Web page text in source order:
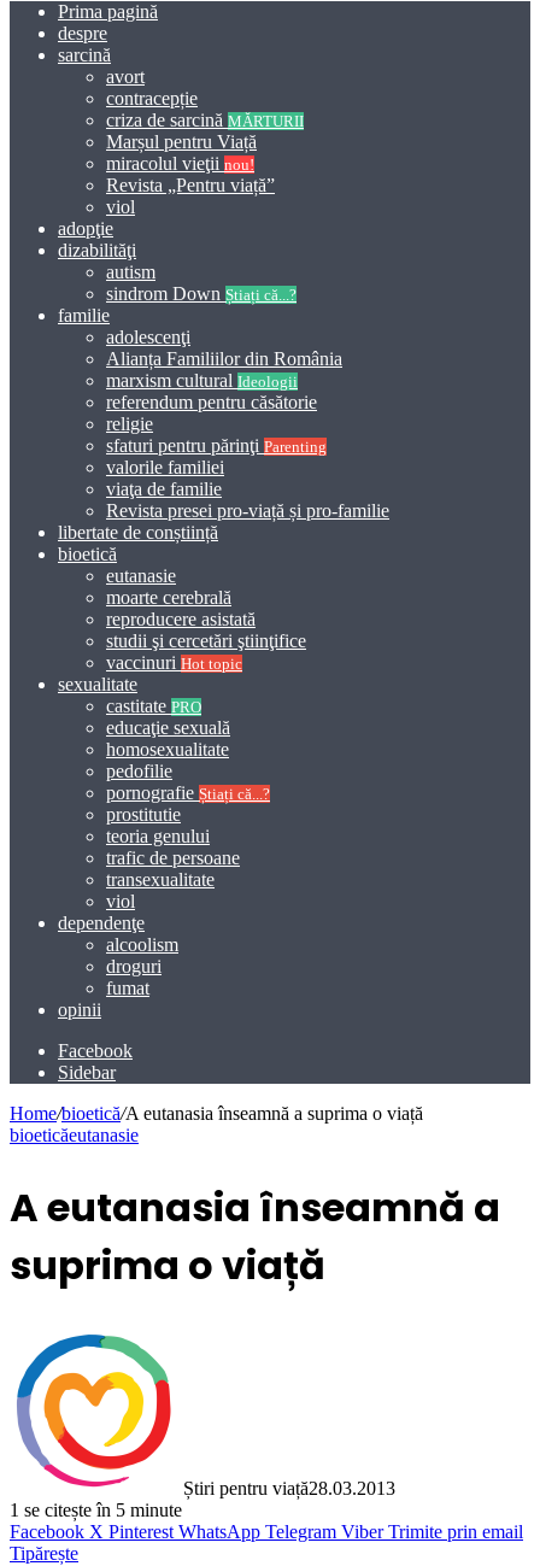
Prima pagină
despre
sarcină
avort
contracepție
criza de sarcină MĂRTURII
Marșul pentru Viață
miracolul vieţii nou!
Revista „Pentru viață”
viol
adopţie
dizabilităţi
autism
sindrom Down Știați că...?
familie
adolescenţi
Alianța Familiilor din România
marxism cultural Ideologii
referendum pentru căsătorie
religie
sfaturi pentru părinţi Parenting
valorile familiei
viaţa de familie
Revista presei pro-viață și pro-familie
libertate de conștiință
bioetică
eutanasie
moarte cerebrală
reproducere asistată
studii şi cercetări ştiinţifice
vaccinuri Hot topic
sexualitate
castitate PRO
educaţie sexuală
homosexualitate
pedofilie
pornografie Știați că...?
prostitutie
teoria genului
trafic de persoane
transexualitate
viol
dependenţe
alcoolism
droguri
fumat
opinii
Facebook
Sidebar
Home/bioetică/A eutanasia înseamnă a suprima o viață
bioeticăeutanasie
A eutanasia înseamnă a
suprima o viață
Știri pentru viață28.03.2013
1 se citește în 5 minute
Facebook X Pinterest WhatsApp Telegram Viber Trimite prin email
Tipărește